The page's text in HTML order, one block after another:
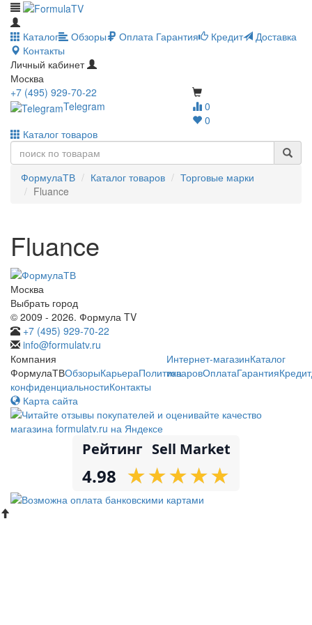
Каталог Обзоры Оплата Гарантия Кредит
Доставка
Контакты
Личный кабинет
Москва
0
0
+7 (495) 929-70-22
Telegram
Каталог товаров
ФормулаТВ Каталог товаров
Торговые марки
Fluance
Fluance
Москва
Выбрать город
© 2009 - 2026. Формула TV
+7 (495) 929-70-22
info@formulatv.ru
Компания
ФормулаТВОбзорыКарьераПолитика
конфиденциальностиКонтакты
Интернет-магазинКаталог
товаровОплатаГарантияКредит
Карта сайта
Рейтинг Sell Market
4.98 ★
★★
★★
★★
★★
★